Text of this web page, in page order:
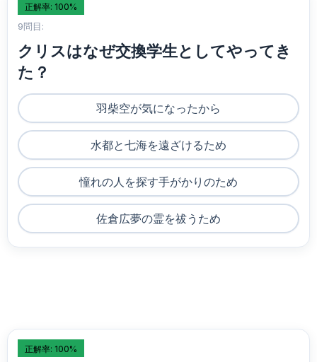
正解率: 100%
9問目:
クリスはなぜ交換学生としてやってき
た？
羽柴空が気になったから
水都と七海を遠ざけるため
憧れの人を探す手がかりのため
佐倉広夢の霊を祓うため
正解率: 100%